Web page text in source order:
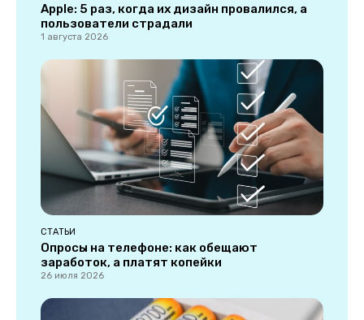
Apple: 5 раз, когда их дизайн провалился, а
пользователи страдали
1 августа 2026
СТАТЬИ
Опросы на телефоне: как обещают
заработок, а платят копейки
26 июля 2026